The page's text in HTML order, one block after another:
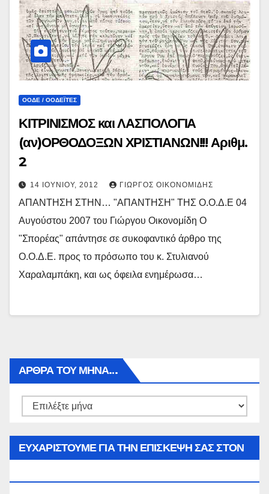
ΟΟΔΕ / ΟΟΔΕΪ́ΤΕΣ
ΚΙΤΡΙΝΙΣΜΟΣ και ΛΑΣΠΟΛΟΓΙΑ
(αν)ΟΡΘΟΔΟΞΩΝ ΧΡΙΣΤΙΑΝΩΝ!!! Αριθμ.
2
14 ΙΟΥΝΊΟΥ, 2012 ΓΙΏΡΓΟΣ ΟΙΚΟΝΟΜΊΔΗΣ
ΑΠΑΝΤΗΣΗ ΣΤΗΝ… "ΑΠΑΝΤΗΣΗ" ΤΗΣ Ο.Ο.Δ.Ε 04
Αυγούστου 2007 του Γιώργου Οικονομίδη Ο
"Σπορέας" απάντησε σε συκοφαντικό άρθρο της
Ο.Ο.Δ.Ε. προς το πρόσωπο του κ. Στυλιανού
Χαραλαμπάκη, και ως όφειλα ενημέρωσα…
ΑΡΘΡΑ ΤΟΥ ΜΉΝΑ…
Αρθρα
ΕΥΧΑΡΙΣΤΟΥΜΕ ΓΙΑ ΤΗΝ ΕΠΙΣΚΕΨΗ ΣΑΣ ΣΤΟΝ